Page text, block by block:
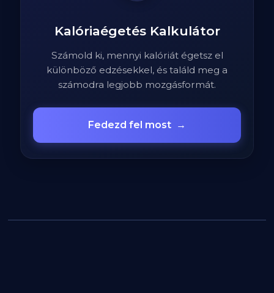
Kalóriaégetés Kalkulátor
Számold ki, mennyi kalóriát égetsz el
különböző edzésekkel, és találd meg a
számodra legjobb mozgásformát.
Fedezd fel most →